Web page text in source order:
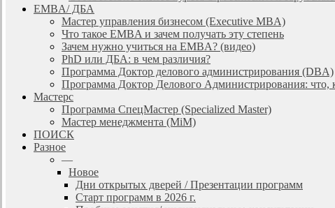
EMBA/ ДБA
Мастер управления бизнесом (Executive MBA)
Что такое EMBA и зачем получать эту степень
Зачем нужно учиться на EMBA? (видео)
PhD или ДБА: в чем различия?
Программа Доктор делового администрирования (DBА)
Программа Доктор Делового Администрирования: что,
Мастерс
Программа СпецМастер (Specialized Master)
Мастер менеджмента (MiM)
ПОИСК
Разное
—
Новое
Дни открытых дверей / Презентации программ
Старт программ в 2026 г.